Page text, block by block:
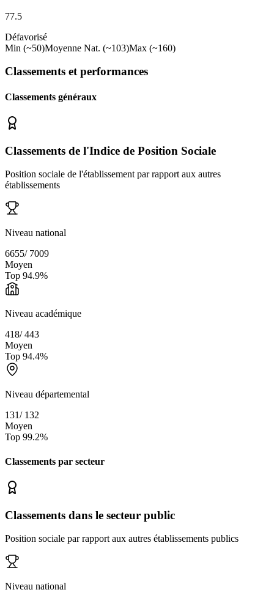
77.5
Défavorisé
Min (~50)Moyenne Nat. (~103)Max (~160)
Classements et performances
Classements généraux
Classements de l'Indice de Position Sociale
Position sociale de l'établissement par rapport aux autres
établissements
Niveau national
6655/ 7009
Moyen
Top 94.9%
Niveau académique
418/443
Moyen
Top 94.4%
Niveau départemental
131/ 132
Moyen
Top 99.2%
Classements par secteur
Classements dans le secteur public
Position sociale par rapport aux autres établissements publics
Niveau national